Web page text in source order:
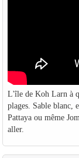
L'île de Koh Larn à
plages. Sable blanc,
Pattaya ou même
aller.